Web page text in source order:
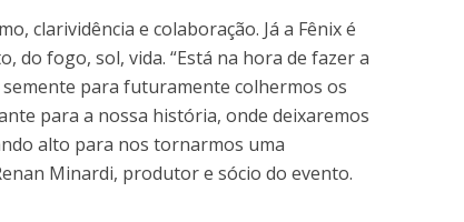
clarividência e colaboração. Já a Fênix é
do fogo, sol, vida. “Está na hora de fazer a
para futuramente colhermos os
para a nossa história, onde deixaremos
alto para nos tornarmos uma
Minardi, produtor e sócio do evento.